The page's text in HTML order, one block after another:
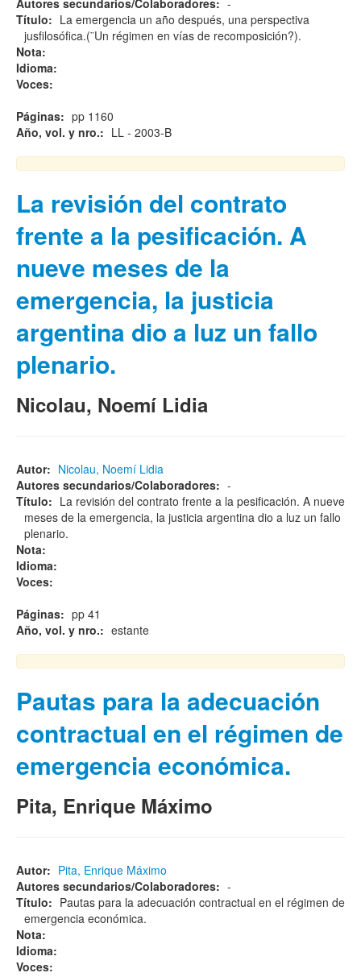
Autores secundarios/Colaboradores: -
Título: La emergencia un año después, una perspectiva
jusfilosófica.(¨Un régimen en vías de recomposición?).
Nota:
Idioma:
Voces:
Páginas: pp 1160
Año, vol. y nro.: LL - 2003-B
La revisión del contrato
frente a la pesificación. A
nueve meses de la
emergencia, la justicia
argentina dio a luz un fallo
plenario.
Nicolau, Noemí Lidia
Autor: Nicolau, Noemí Lidia
Autores secundarios/Colaboradores: -
Título: La revisión del contrato frente a la pesificación. A nueve
meses de la emergencia, la justicia argentina dio a luz un fallo
plenario.
Nota:
Idioma:
Voces:
Páginas: pp 41
Año, vol. y nro.: estante
Pautas para la adecuación
contractual en el régimen de
emergencia económica.
Pita, Enrique Máximo
Autor: Pita, Enrique Máximo
Autores secundarios/Colaboradores: -
Título: Pautas para la adecuación contractual en el régimen de
emergencia económica.
Nota:
Idioma:
Voces: